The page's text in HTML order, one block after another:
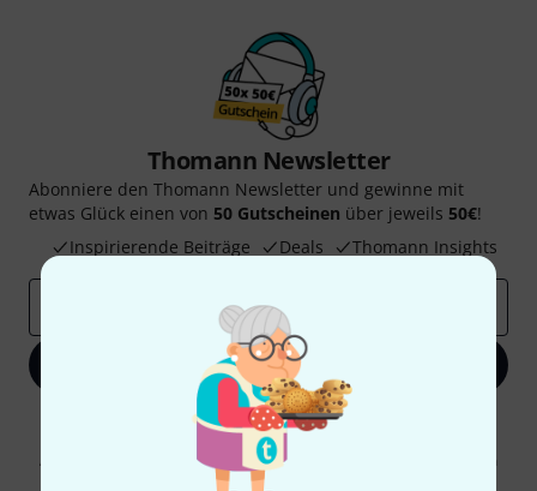
Thomann Newsletter
Abonniere den Thomann Newsletter und gewinne mit
etwas Glück einen von 50 Gutscheinen über jeweils 50€!
Inspirierende Beiträge
Deals Thomann Insights
Jetzt anmelden
Mit Klick auf „Jetzt anmelden“ stimmen Sie dem Erhalt von E-Mail-
Werbung und einer Messung des E-Mail-Nutzungsverhaltens zu. Die
Abmeldung ist jederzeit möglich. Weitere Informationen finden Sie in
unserenDatenschutzhinweisen